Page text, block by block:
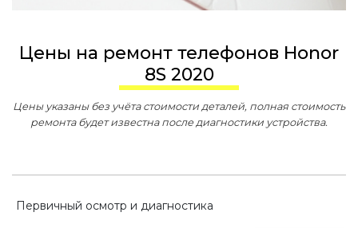
Цены на ремонт телефонов Honor
8S 2020
Цены указаны без учёта стоимости деталей, полная стоимость
ремонта будет известна после диагностики устройства.
Первичный осмотр и диагностика